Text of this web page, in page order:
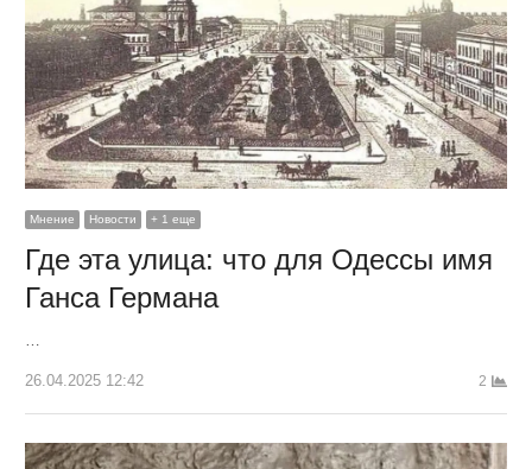
Мнение Новости + 1 еще
Где эта улица: что для Одессы имя
Ганса Германа
…
26.04.2025 12:42 2